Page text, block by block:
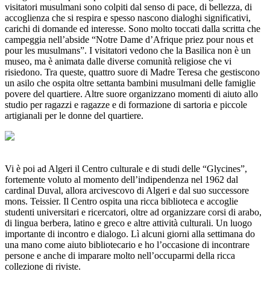
visitatori musulmani sono colpiti dal senso di pace, di bellezza, di
accoglienza che si respira e spesso nascono dialoghi significativi,
carichi di domande ed interesse. Sono molto toccati dalla scritta che
campeggia nell’abside “Notre Dame d’Afrique priez pour nous et
pour les musulmans”. I visitatori vedono che la Basilica non è un
museo, ma è animata dalle diverse comunità religiose che vi
risiedono. Tra queste, quattro suore di Madre Teresa che gestiscono
un asilo che ospita oltre settanta bambini musulmani delle famiglie
povere del quartiere. Altre suore organizzano momenti di aiuto allo
studio per ragazzi e ragazze e di formazione di sartoria e piccole
artigianali per le donne del quartiere.
Vi è poi ad Algeri il Centro culturale e di studi delle “Glycines”,
fortemente voluto al momento dell’indipendenza nel 1962 dal
cardinal Duval, allora arcivescovo di Algeri e dal suo successore
mons. Teissier. Il Centro ospita una ricca biblioteca e accoglie
studenti universitari e ricercatori, oltre ad organizzare corsi di arabo,
di lingua berbera, latino e greco e altre attività culturali. Un luogo
importante di incontro e dialogo. Lì alcuni giorni alla settimana do
una mano come aiuto bibliotecario e ho l’occasione di incontrare
persone e anche di imparare molto nell’occuparmi della ricca
collezione di riviste.